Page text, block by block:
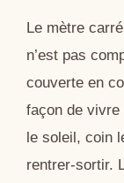
Le mètre
n’est pas
couverte en
façon de
le soleil, coin
rentrer-sortir.